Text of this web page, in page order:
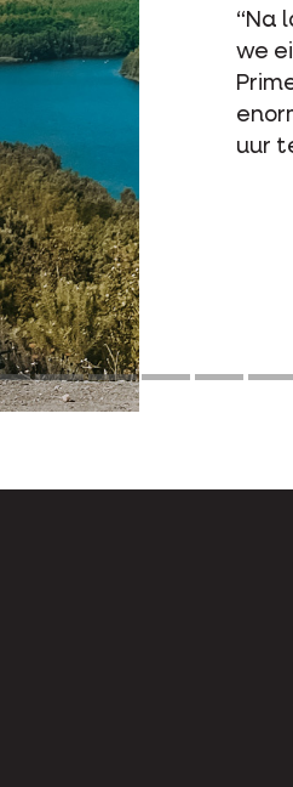
stoelgang zijn
Opti Life
een
stipt om 17